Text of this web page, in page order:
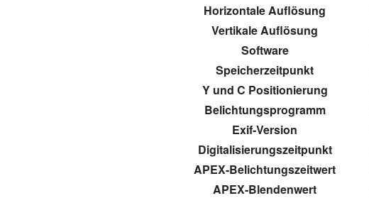
Horizontale Auflösung
Vertikale Auflösung
Software
Speicherzeitpunkt
Y und C Positionierung
Belichtungsprogramm
Exif-Version
Digitalisierungszeitpunkt
APEX-Belichtungszeitwert
APEX-Blendenwert